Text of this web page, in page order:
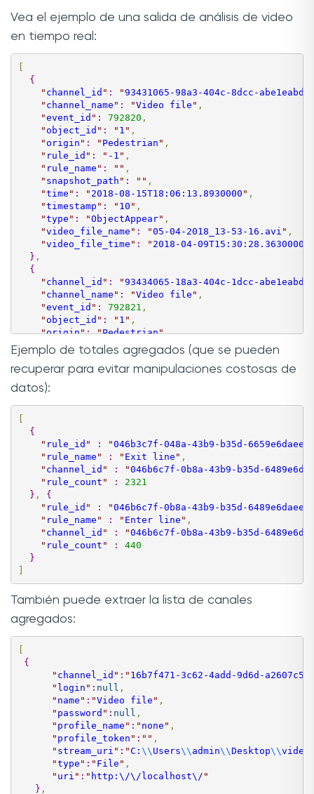
Vea el ejemplo de una salida de análisis de video
en tiempo real:
[
{
" channel_id " : "93431065-98a3-404c-8dcc-
" channel_name " : "Video file " ,
"event_id " : 792820 ,
" object_id " : " 1 " ,
" origin " : " Pedestrian " ,
" rule_id " : " -1 " ,
" rule_name " : " " ,
" snapshot_path " : " " ,
"time " : " 2018-08-15T18:06:13.8930000 " ,
"timestamp " : " 10 " ,
"type " : "ObjectAppear" ,
"video_file_name " : "05-04-2018_13-53-16.avi " ,
"video_file_time " : " 2018-04-09T15:30:28.3630000
} ,
{
" channel_id " : "93434065-18a3-404c-1dcc-
" channel_name " : "Video file " ,
"event_id " : 792821 ,
" object_id " : " 1 " ,
"origin": "Pedestrian",
rule_id : " 5237ff20-18d2-4366-8a2b-b58f7f966bb1
" rule_name ": " Zone 1" ,
"snapshot_path": "",
"time
"timestamp
"type": "RegionJoin",
Ejemplo de totales agregados (que se pueden
recuperar para evitar manipulaciones costosas de
datos):
[
{
" rule_id " : "046b3c7f-048a-43b9-b35d-
" rule_name " : " Exit line " ,
" channel_id " : "046b6c7f-0b8a-43b9-b35d-
" rule_count " :
2321
} ,
{
" rule_id " : "046b6c7f-0b8a-43b9-b35d-
" rule_name " : " Enter line " ,
" channel_id " : "046b6c7f-0b8a-43b9-b35d-
" rule_count " :
440
}
]
También puede extraer la lista de canales
agregados:
[
{
" channel_id " : " 16b7f471-3c62-4add-9d6d-
" login " : null ,
" name " : "Video file " ,
" password " : null ,
" profile_name " : " none " ,
" profile_token " : " " ,
" stream_uri " : "C: \\ Users\\ admin\\Desktop\\
"type " : " File " ,
" uri " : " http:\/\/localhost\/ "
} ,